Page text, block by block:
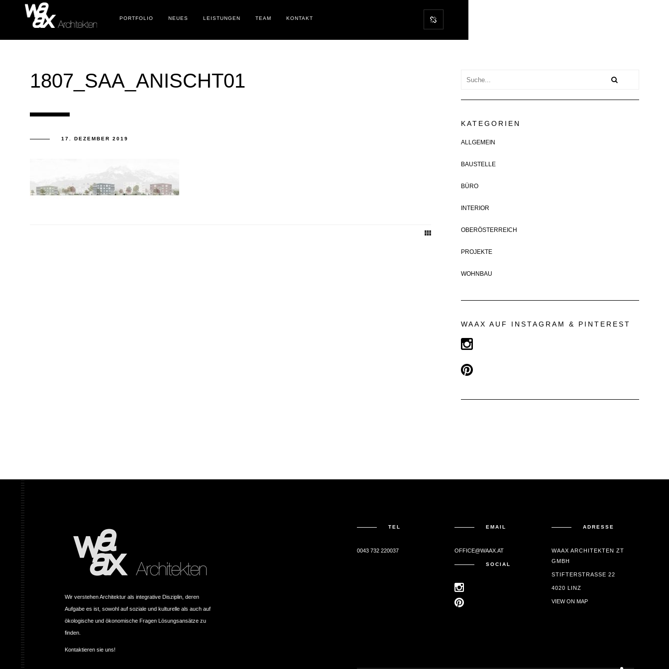
PORTFOLIO NEUES LEISTUNGEN TEAM KONTAKT
1807_SAA_ANISCHT01
17. DEZEMBER 2019
KATEGORIEN
ALLGEMEIN
BAUSTELLE
BÜRO
INTERIOR
OBERÖSTERREICH
PROJEKTE
WOHNBAU
WAAX AUF INSTAGRAM & PINTEREST
Wir verstehen Architektur als integrative Disziplin, deren
Aufgabe es ist, sowohl auf soziale und kulturelle als auch auf
ökologische und ökonomische Fragen Lösungsansätze zu
finden.
Kontaktieren sie uns!
TEL
0043 732 220037
EMAIL
OFFICE@WAAX.AT
SOCIAL
ADRESSE
WAAX ARCHITEKTEN ZT
GMBH
STIFTERSTRASSE 22
4020 LINZ
VIEW ON MAP